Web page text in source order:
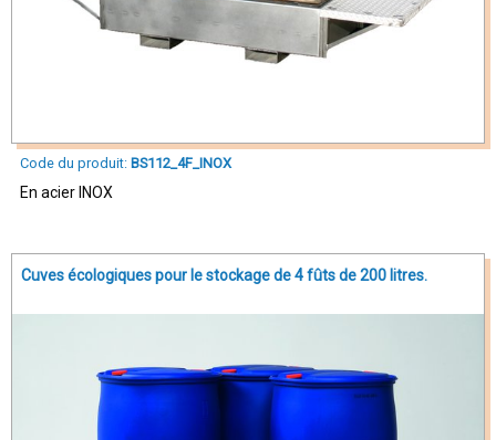
Code du produit: BS112_4F_INOX
En acier INOX
Cuves écologiques pour le stockage de 4 fûts de 200 litres.